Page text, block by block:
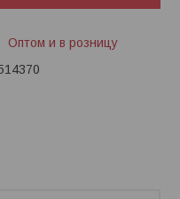
Оптом и в розницу